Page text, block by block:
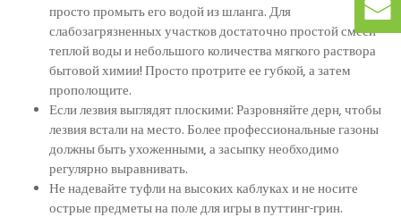
просто промыть его водой из шланга. Для
слабозагрязненных участков достаточно простой смеси
теплой воды и небольшого количества мягкого раствора
бытовой химии! Просто протрите ее губкой, а затем
прополощите.
Если лезвия выглядят плоскими: Разровняйте дерн, чтобы
лезвия встали на место. Более профессиональные газоны
должны быть ухоженными, а засыпку необходимо
регулярно выравнивать.
Не надевайте туфли на высоких каблуках и не носите
острые предметы на поле для игры в путтинг-грин.